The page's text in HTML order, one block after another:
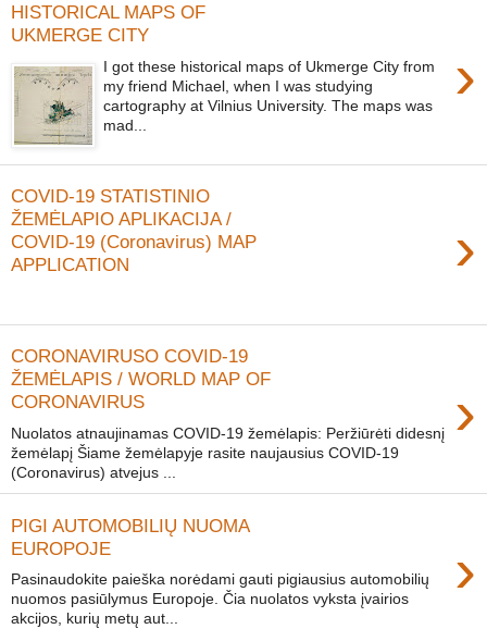
HISTORICAL MAPS OF
UKMERGE CITY
›
I got these historical maps of Ukmerge City from
my friend Michael, when I was studying
cartography at Vilnius University. The maps was
mad...
COVID-19 STATISTINIO
ŽEMĖLAPIO APLIKACIJA /
COVID-19 (Coronavirus) MAP
APPLICATION
›
CORONAVIRUSO COVID-19
ŽEMĖLAPIS / WORLD MAP OF
CORONAVIRUS
›
Nuolatos atnaujinamas COVID-19 žemėlapis: Peržiūrėti didesnį
žemėlapį Šiame žemėlapyje rasite naujausius COVID-19
(Coronavirus) atvejus ...
PIGI AUTOMOBILIŲ NUOMA
EUROPOJE
›
Pasinaudokite paieška norėdami gauti pigiausius automobilių
nuomos pasiūlymus Europoje. Čia nuolatos vyksta įvairios
akcijos, kurių metų aut...